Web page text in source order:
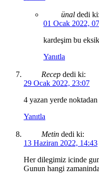
ünal dedi ki:
01 Ocak 2022,
kardeşim bu
Yanıtla
Recep dedi ki:
29 Ocak 2022, 23:07
4 yazan yerde
Yanıtla
Metin dedi ki:
13 Haziran 2022, 14:43
Her dilegimiz icinde
Gunun hangi